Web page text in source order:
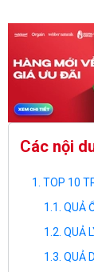
Các nội
TOP 10
QUẢ
QUẢ
QUẢ